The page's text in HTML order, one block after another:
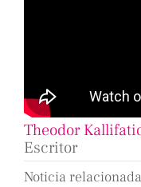
Theodor
Escritor
Noticia relacionada